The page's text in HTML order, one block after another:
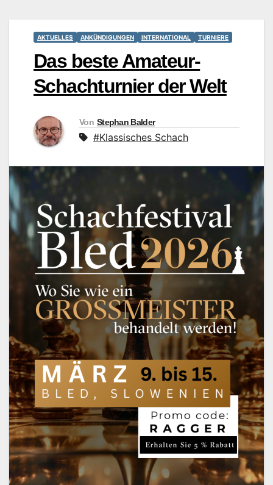
AKTUELLES ANKÜNDIGUNGEN INTERNATIONAL TURNIERE
Das beste Amateur-
Schachturnier der Welt
Von Stephan Balder
#Klassisches Schach